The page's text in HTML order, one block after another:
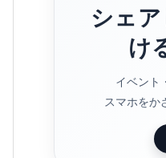
シェ
け
イベント
スマホをか